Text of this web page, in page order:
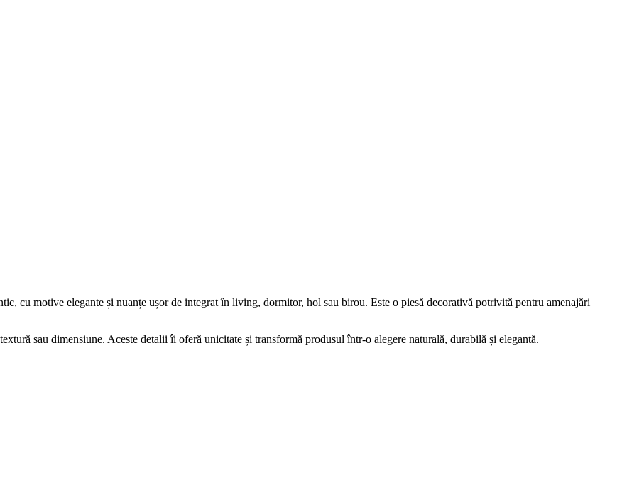
cu motive elegante și nuanțe ușor de integrat în living, dormitor, hol sau birou. Este o piesă decorativă potrivită pentru amenajări
sau dimensiune. Aceste detalii îi oferă unicitate și transformă produsul într-o alegere naturală, durabilă și elegantă.